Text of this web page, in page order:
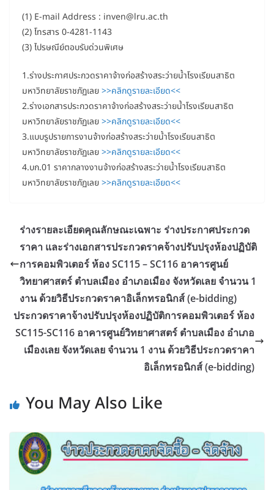
(1) E-mail Address : inven@lru.ac.th
(2) โทรสาร 0-4281-1143
(3) ไปรษณีย์ตอบรับด่วนพิเศษ
1.ร่างประกาศประกวดราคาจ้างก่อสร้างสระว่ายน้ำโรงเรียนสาธิต
มหาวิทยาลัยราชภัฏเลย>>คลิกดูรายละเอียด<<
2.ร่างเอกสารประกวดราคาจ้างก่อสร้างสระว่ายน้ำโรงเรียนสาธิต
มหาวิทยาลัยราชภัฏเลย>>คลิกดูรายละเอียด<<
3.แบบรูปรายการงานจ้างก่อสร้างสระว่ายน้ำโรงเรียนสาธิต
มหาวิทยาลัยราชภัฏเลย>>คลิกดูรายละเอียด<<
4.บก.01 ราคากลางงานจ้างก่อสร้างสระว่ายน้ำโรงเรียนสาธิต
มหาวิทยาลัยราชภัฏเลย>>คลิกดูรายละเอียด<<
ร่างรายละเอียดคุณลักษณะเฉพาะ ร่างประกาศประกวด
ราคา และร่างเอกสารประกวดราคจ้างปรับปรุงห้องปฏิบัติ
การคอมพิวเตอร์ ห้อง SC115 – SC116 อาคารศูนย์
วิทยาศาสตร์ ตำบลเมือง อำเภอเมือง จังหวัดเลย จำนวน 1
งาน ด้วยวิธีประกวดราคาอิเล็กทรอนิกส์ (e-bidding)
ประกวดราคาจ้างปรับปรุงห้องปฏิบัติการคอมพิวเตอร์ ห้อง
SC115-SC116 อาคารศูนย์วิทยาศาสตร์ ตำบลเมือง อำเภอ
เมืองเลย จังหวัดเลย จำนวน 1 งาน ด้วยวิธีประกวดราคา
อิเล็กทรอนิกส์ (e-bidding)
You May Also Like